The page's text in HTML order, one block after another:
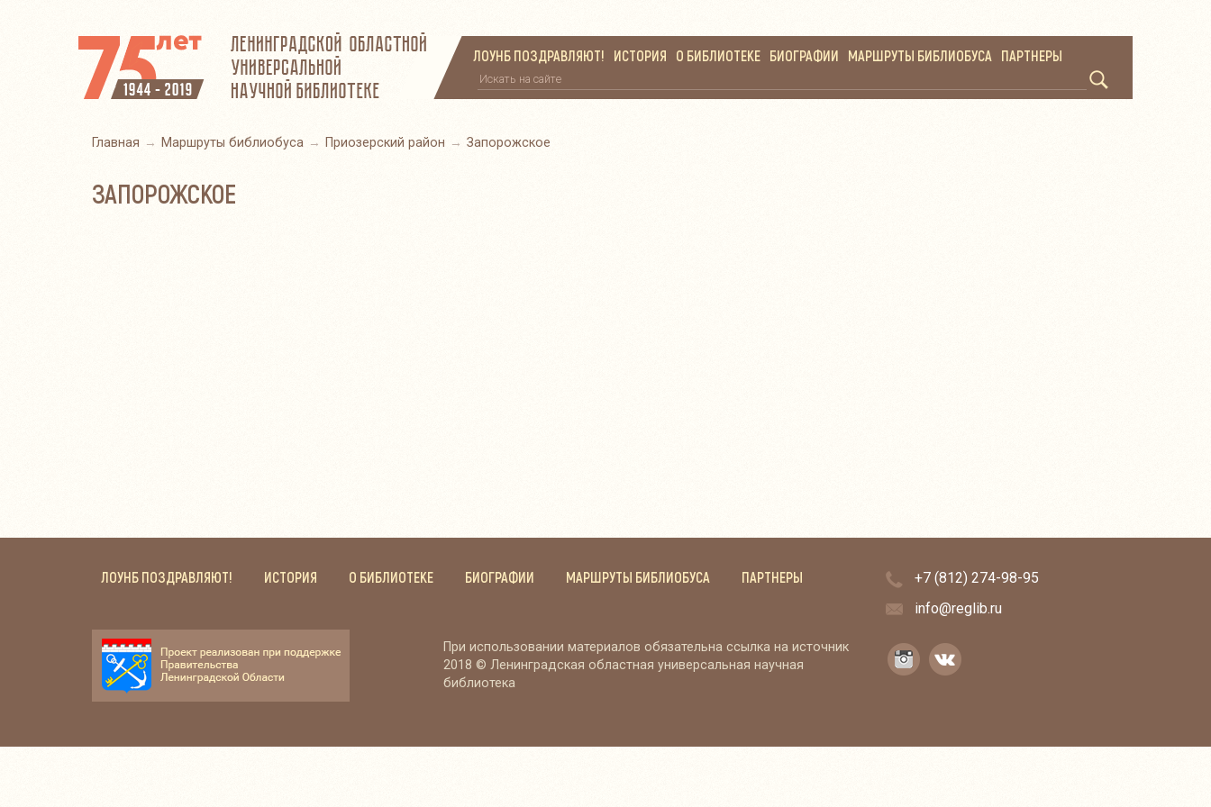
ЛОУНБ ПОЗДРАВЛЯЮТ! ИСТОРИЯ О БИБЛИОТЕКЕ БИОГРАФИИ МАРШРУТЫ БИБЛИОБУСА ПАРТНЕРЫ
Главная Маршруты библиобуса Приозерский район Запорожское
ЗАПОРОЖСКОЕ
ЛОУНБ ПОЗДРАВЛЯЮТ! ИСТОРИЯ О БИБЛИОТЕКЕ БИОГРАФИИ МАРШРУТЫ БИБЛИОБУСА ПАРТНЕРЫ
+7 (812) 274-98-95
info@reglib.ru
При использовании материалов обязательна ссылка на источник
2018 © Ленинградская областная универсальная научная
библиотека